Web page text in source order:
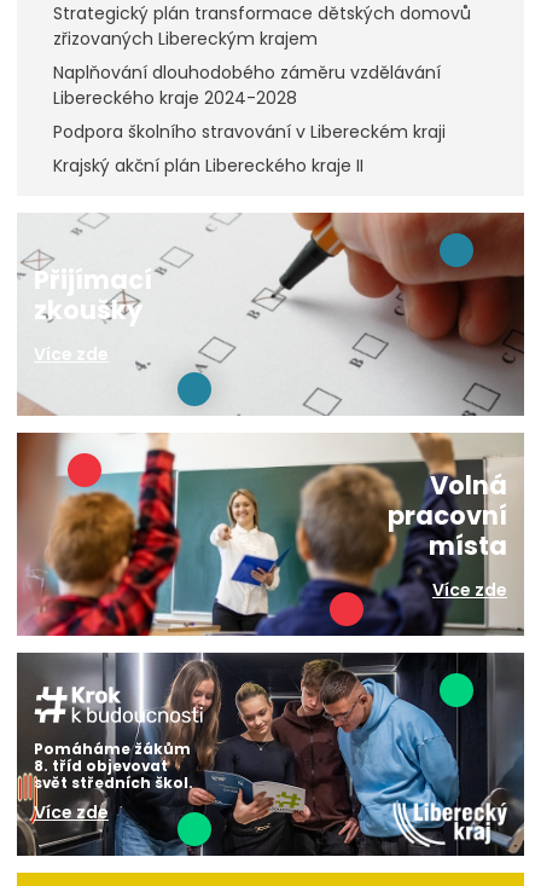
Strategický plán transformace dětských domovů
zřizovaných Libereckým krajem
Naplňování dlouhodobého záměru vzdělávání
Libereckého kraje 2024-2028
Podpora školního stravování v Libereckém kraji
Krajský akční plán Libereckého kraje II
Přijímací
zkoušky
Více zde
Volná
pracovní
místa
Více zde
Pomáháme žákům
8. tříd objevovat
svět středních škol.
Více zde